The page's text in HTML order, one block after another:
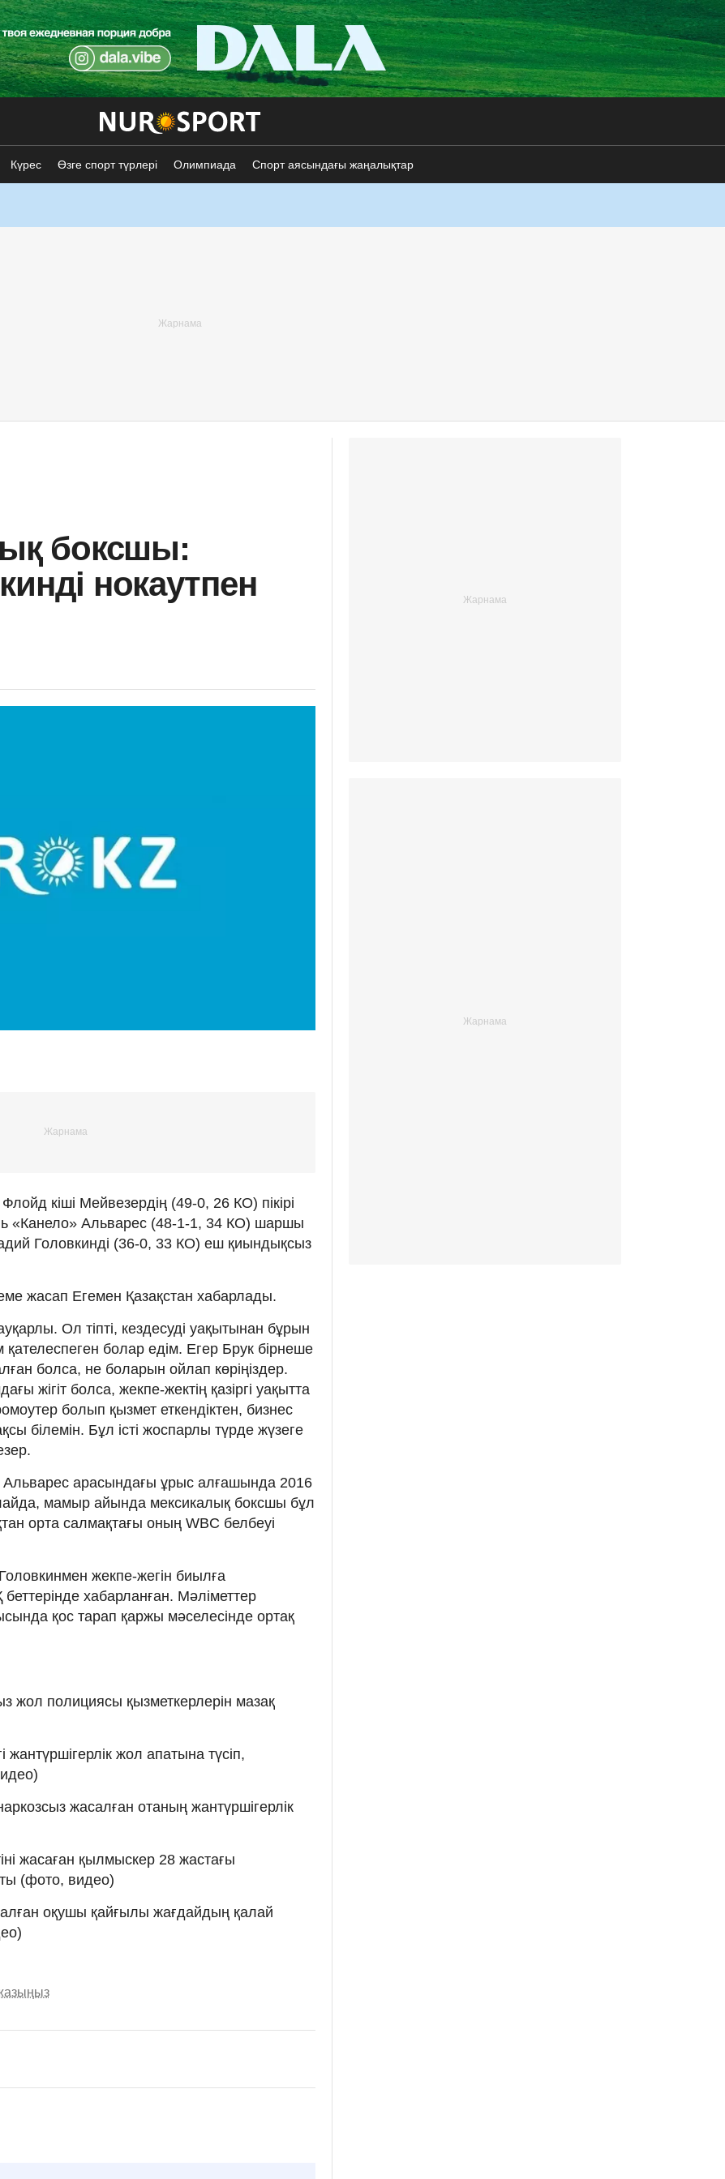
Күрес Өзге спорт түрлері Олимпиада Спорт аясындағы жаңалықтар
боксшы:
нокаутпен
кіші Мейвезердің (49-0, 26 КО) пікірі
«Канело» Альварес (48-1-1, 34 КО) шаршы
Головкинді (36-0, 33 КО) еш қиындықсыз
жасап Егемен Қазақстан хабарлады.
Ол тіпті, кездесуді уақытынан бұрын
қателеспеген болар едім. Егер Брук бірнеше
болса, не боларын ойлап көріңіздер.
жігіт болса, жекпе-жектің қазіргі уақытта
болып қызмет еткендіктен, бизнес
білемін. Бұл істі жоспарлы түрде жүзеге
Альварес арасындағы ұрыс алғашында 2016
мамыр айында мексикалық боксшы бұл
орта салмақтағы оның WBC белбеуі
жекпе-жегін биылға
хабарланған. Мәліметтер
қос тарап қаржы мәселесінде ортақ
жол полициясы қызметкерлерін мазақ
жантүршігерлік жол апатына түсіп,
жасалған отаның жантүршігерлік
жасаған қылмыскер 28 жастағы
(фото, видео)
оқушы қайғылы жағдайдың қалай